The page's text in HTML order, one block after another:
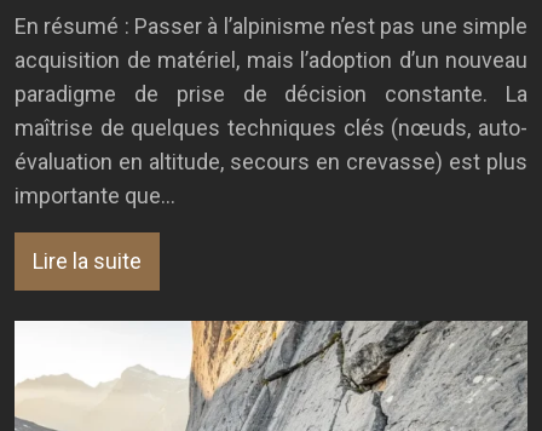
En résumé : Passer à l’alpinisme n’est pas une simple
acquisition de matériel, mais l’adoption d’un nouveau
paradigme de prise de décision constante. La
maîtrise de quelques techniques clés (nœuds, auto-
évaluation en altitude, secours en crevasse) est plus
importante que…
Lire la suite